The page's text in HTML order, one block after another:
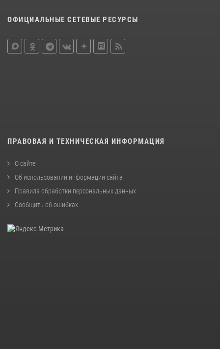
ОФИЦИАЛЬНЫЕ СЕТЕВЫЕ РЕСУРСЫ
ПРАВОВАЯ И ТЕХНИЧЕСКАЯ ИНФОРМАЦИЯ
О сайте
Об использовании информации сайта
Правила обработки персональных данных
Сообщить об ошибках